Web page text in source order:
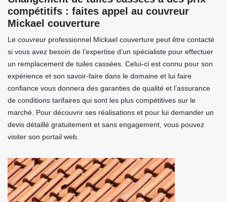
compétitifs : faites appel au couvreur
Mickael couverture
Le couvreur professionnel Mickael couverture peut être contacté
si vous avez besoin de l’expertise d’un spécialiste pour effectuer
un remplacement de tuiles cassées. Celui-ci est connu pour son
expérience et son savoir-faire dans le domaine et lui faire
confiance vous donnera des garanties de qualité et l’assurance
de conditions tarifaires qui sont les plus compétitives sur le
marché. Pour découvrir ses réalisations et pour lui demander un
devis détaillé gratuitement et sans engagement, vous pouvez
visiter son portail web.